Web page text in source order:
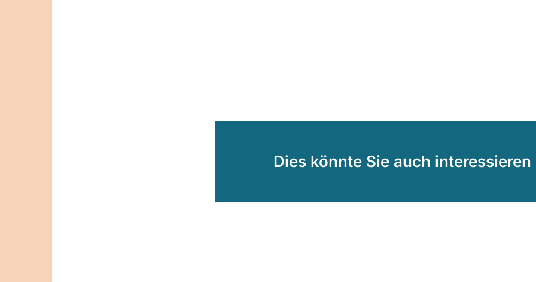
Dies könnte Sie auch interessieren